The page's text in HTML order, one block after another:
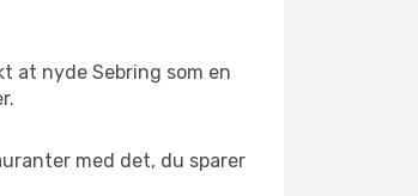
at nyde Sebring som en
med det, du sparer